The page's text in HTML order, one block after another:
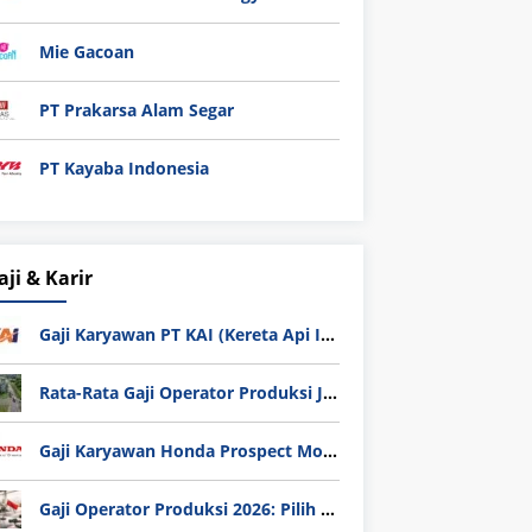
Mie Gacoan
PT Prakarsa Alam Segar
PT Kayaba Indonesia
& Karir
Gaji Karyawan PT KAI (Kereta Api Indonesia) Update 2025
Rata-Rata Gaji Operator Produksi Jabodetabek 2025: Bedah Tuntas UMK, Lemburan, dan Realita Hidup Buruh
Gaji Karyawan Honda Prospect Motor Semua Divisi
Gaji Operator Produksi 2026: Pilih PT Astra Honda Motor (AHM) atau Manufaktur di Jepang?